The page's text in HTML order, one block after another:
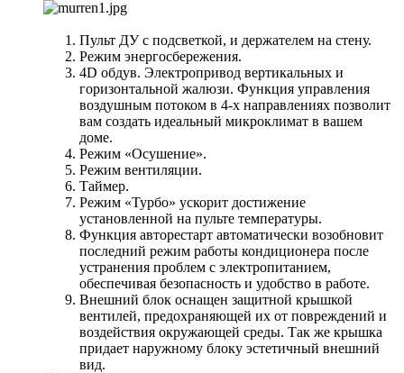
Пульт ДУ с подсветкой, и держателем на стену.
Режим энергосбережения.
4D обдув. Электропривод вертикальных и
горизонтальной жалюзи. Функция управления
воздушным потоком в 4-х направлениях позволит
вам создать идеальный микроклимат в вашем
доме.
Режим «Осушение».
Режим вентиляции.
Таймер.
Режим «Турбо» ускорит достижение
установленной на пульте температуры.
Функция авторестарт автоматически возобновит
последний режим работы кондиционера после
устранения проблем с электропитанием,
обеспечивая безопасность и удобство в работе.
Внешний блок оснащен защитной крышкой
вентилей, предохраняющей их от повреждений и
воздействия окружающей среды. Так же крышка
придает наружному блоку эстетичный внешний
вид.